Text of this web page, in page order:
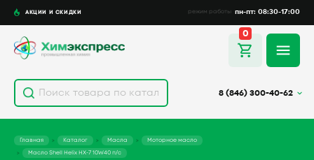
АКЦИИ И СКИДКИ режим работы пн-пт: 08:30-17:00
8 (846) 300-40-62
0
Главная Каталог Масла
Моторное масло
Масло Shell Helix HX-7 10W40 п/с